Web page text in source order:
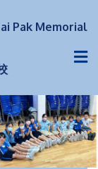
Pak Memorial